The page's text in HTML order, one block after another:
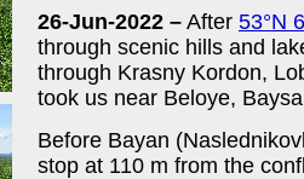
26-Jun-2022 – After 53°N
through scenic hills and
through Krasny Kordon,
took us near Beloye,
Before Bayan
stop at 110 m from the